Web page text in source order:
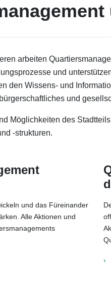
arbeiten
und
den Wissens- und
und
Möglichkeiten des
-strukturen.
und das Füreinander
Alle Aktionen und